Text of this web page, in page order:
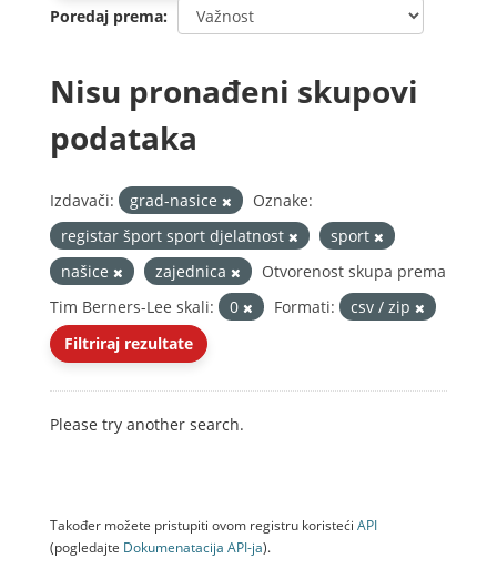
Poredaj prema
Nisu pronađeni skupovi
podataka
Izdavači: grad-nasice
Oznake:
registar šport sport djelatnost
sport
našice
zajednica
Otvorenost skupa prema
Tim Berners-Lee skali:
0 Formati:
csv / zip
Filtriraj rezultate
Please try another search.
Također možete pristupiti ovom registru koristeći API
(pogledajte Dokumenаtаcijа API-jа).